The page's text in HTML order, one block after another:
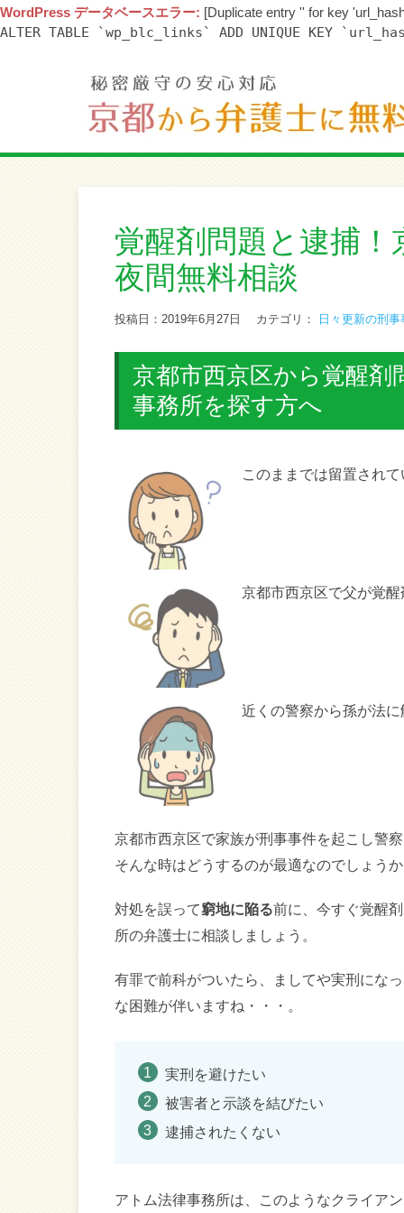
WordPress データベースエラー: [Duplicate entry '' for key
ALTER TABLE `wp_blc_links` ADD UNIQUE KEY
覚醒剤問題と逮捕
夜間無料相談
投稿日：2019年6月27日 カテゴリ： 日々更新の刑
京都市西京区から覚醒
事務所を探す方へ
このままでは留置され
京都市西京区で父が覚
近くの警察から孫が法
京都市西京区で家族が刑事事件を起こし警
そんな時はどうするのが最適なのでしょう
対処を誤って窮地に陥る前に、今すぐ覚醒
所の弁護士に相談しましょう。
有罪で前科がついたら、ましてや実刑にな
な困難が伴いますね・・・。
実刑を避けたい
被害者と示談を結びたい
逮捕されたくない
アトム法律事務所は、このようなクライア